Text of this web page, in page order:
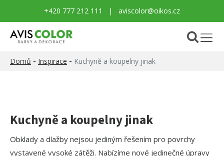
+420 777 212 111 | aviscolor@oikos.cz
Domů - Inspirace - Kuchyně a koupelny jinak
Kuchyně a koupelny jinak
Obklady a dlažby nejsou jediným řešením pro povrchy
vystavené vysoké zátěži. Nabízíme nové jedinečné úpravy